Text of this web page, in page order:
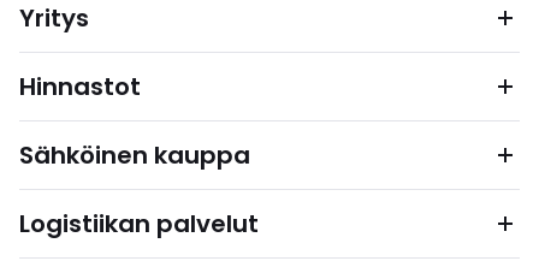
Yritys
Hinnastot
Sähköinen kauppa
Logistiikan palvelut